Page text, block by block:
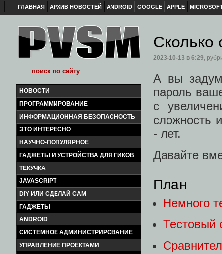
ГЛАВНАЯ АРХИВ НОВОСТЕЙ ANDROID GOOGLE APPLE
НОВОСТИ
ПРОГРАММИРОВАНИЕ
ИНФОРМАЦИОННАЯ БЕЗОПАСНОСТЬ
ЭТО ИНТЕРЕСНО
НАУЧНО-ПОПУЛЯРНОЕ
ГАДЖЕТЫ И УСТРОЙСТВА ДЛЯ ГИКОВ
ТЕКУЧКА
JAVASCRIPT
DIY ИЛИ СДЕЛАЙ САМ
ГАДЖЕТЫ
ANDROID
СИСТЕМНОЕ АДМИНИСТРИРОВАНИЕ
УПРАВЛЕНИЕ ПРОЕКТАМИ
Сколько
2023-10-13 в 6:29,
А вы
пароль
с
сложность
- лет.
Давайте
План
Немного
Тестовый